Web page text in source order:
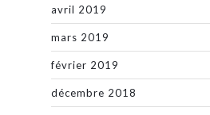
avril 2019
mars 2019
février 2019
décembre 2018